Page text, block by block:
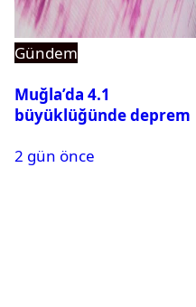
Gündem
Muğla’da 4.1
büyüklüğünde deprem
2 gün önce